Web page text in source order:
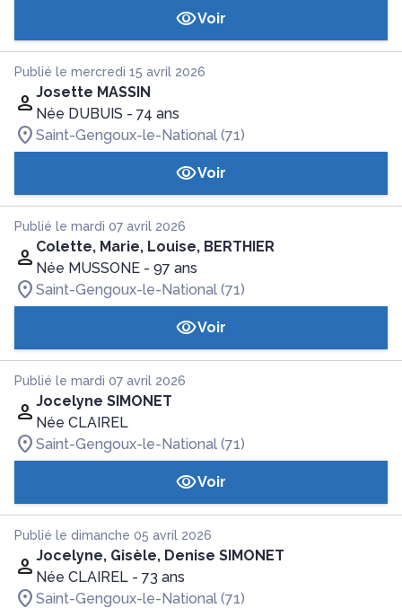
Voir
Publié le mercredi 15 avril 2026
Josette MASSIN
Née DUBUIS - 74 ans
Saint-Gengoux-le-National (71)
Voir
Publié le mardi 07 avril 2026
Colette, Marie, Louise, BERTHIER
Née MUSSONE - 97 ans
Saint-Gengoux-le-National (71)
Voir
Publié le mardi 07 avril 2026
Jocelyne SIMONET
Née CLAIREL
Saint-Gengoux-le-National (71)
Voir
Publié le dimanche 05 avril 2026
Jocelyne, Gisèle, Denise SIMONET
Née CLAIREL - 73 ans
Saint-Gengoux-le-National (71)